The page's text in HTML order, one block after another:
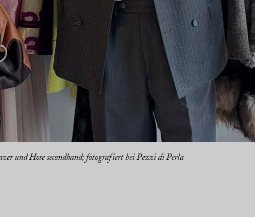
und Hose secondhand; fotografiert bei Pezzi di Perla